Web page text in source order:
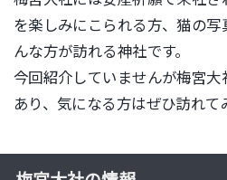
を楽しみにこられる方、猫の写
んな方が訪れる神社です。
今回紹介していませんが梅宮大
あり、気になる方はぜひ訪れて